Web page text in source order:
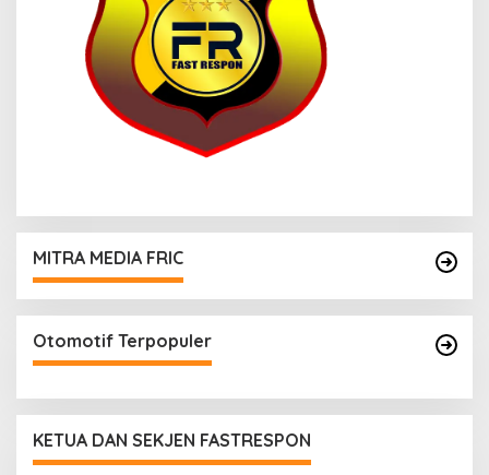
MITRA MEDIA FRIC
Otomotif Terpopuler
KETUA DAN SEKJEN FASTRESPON